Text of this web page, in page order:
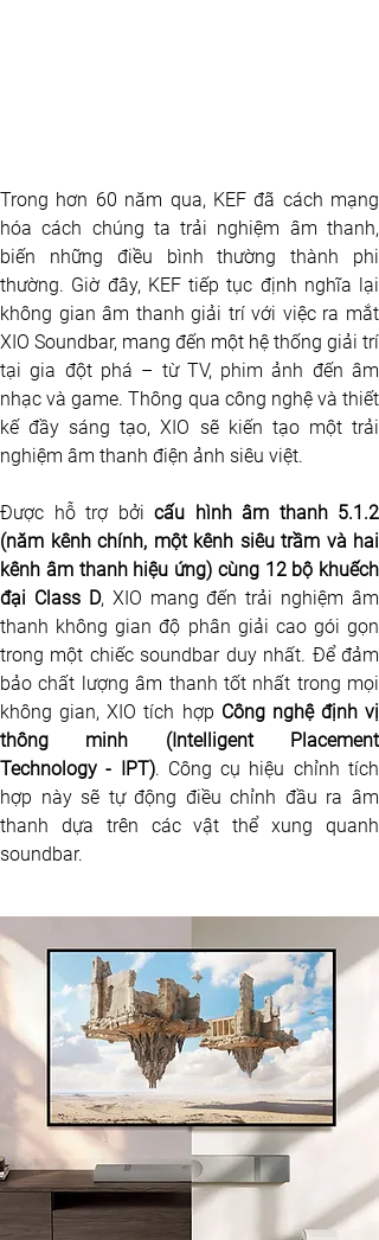
Trong hơn 60 năm qua, KEF đã cách mạng
hóa cách chúng ta trải nghiệm âm thanh,
biến những điều bình thường thành phi
thường. Giờ đây, KEF tiếp tục định nghĩa lại
không gian âm thanh giải trí với việc ra mắt
XIO Soundbar, mang đến một hệ thống giải trí
tại gia đột phá – từ TV, phim ảnh đến âm
nhạc và game. Thông qua công nghệ và thiết
kế đầy sáng tạo, XIO sẽ kiến tạo một trải
nghiệm âm thanh điện ảnh siêu việt.
Được hỗ trợ bởi cấu hình âm thanh 5.1.2
(năm kênh chính, một kênh siêu trầm và hai
kênh âm thanh hiệu ứng) cùng 12 bộ khuếch
đại Class D, XIO mang đến trải nghiệm âm
thanh không gian độ phân giải cao gói gọn
trong một chiếc soundbar duy nhất. Để đảm
bảo chất lượng âm thanh tốt nhất trong mọi
không gian, XIO tích hợp Công nghệ định vị
thông minh (Intelligent Placement
Technology - IPT). Công cụ hiệu chỉnh tích
hợp này sẽ tự động điều chỉnh đầu ra âm
thanh dựa trên các vật thể xung quanh
soundbar.